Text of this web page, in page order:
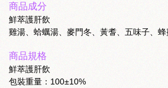
商品成分
鮮萃護肝飲
雞湯、蛤蠣湯、麥門冬、黃耆、五味子、蜂
商品規格
鮮萃護肝飲
包裝重量：100±10%